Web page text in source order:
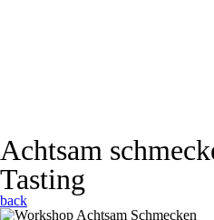
Achtsam
Tasting
back